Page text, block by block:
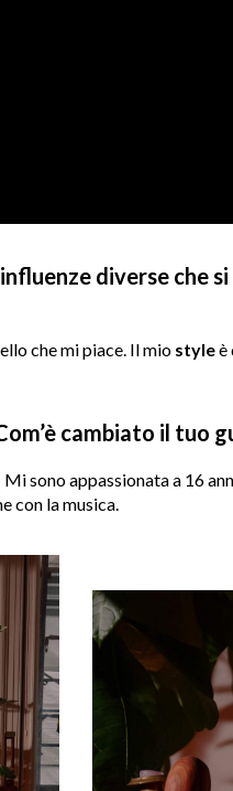
diverse che
che mi piace. Il mio styleè
cambiato il tuo
sono appassionata a 16
con la musica.